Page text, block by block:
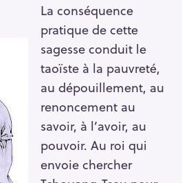
La conséquence
pratique de cette
sagesse conduit le
taoïste à la pauvreté,
au dépouillement, au
renoncement au
savoir, à l’avoir, au
pouvoir. Au roi qui
envoie chercher